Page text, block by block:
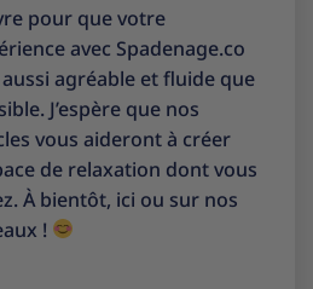
pour que votre
avec Spadenage.co
agréable et fluide que
J’espère que nos
vous aideront à créer
de relaxation dont vous
À bientôt, ici ou sur nos
!